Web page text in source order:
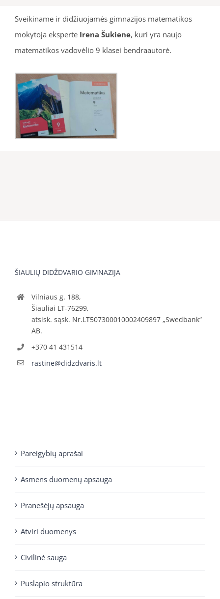
Sveikiname ir didžiuojamės gimnazijos matematikos
mokytoja eksperteIrena Šukiene, kuri yra naujo
matematikos vadovėlio 9 klasei bendraautorė.
ŠIAULIŲ DIDŽDVARIO GIMNAZIJA
Vilniaus g. 188,
Šiauliai LT-76299,
atsisk. sąsk. Nr.LT507300010002409897 „Swedbank“
AB.
+370 41 431514
rastine@didzdvaris.lt
Pareigybių aprašai
Asmens duomenų apsauga
Pranešėjų apsauga
Atviri duomenys
Civilinė sauga
Puslapio struktūra